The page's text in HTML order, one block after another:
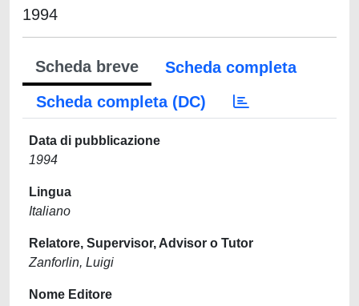
1994
Scheda breve
Scheda completa
Scheda completa (DC)
Data di pubblicazione
1994
Lingua
Italiano
Relatore, Supervisor, Advisor o Tutor
Zanforlin, Luigi
Nome Editore